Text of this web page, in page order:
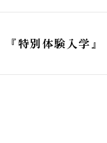
『特別体験入学